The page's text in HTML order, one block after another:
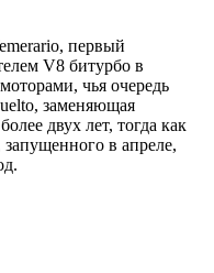
первый
V8 битурбо в
чья очередь
заменяющая
двух лет, тогда как
в апреле,